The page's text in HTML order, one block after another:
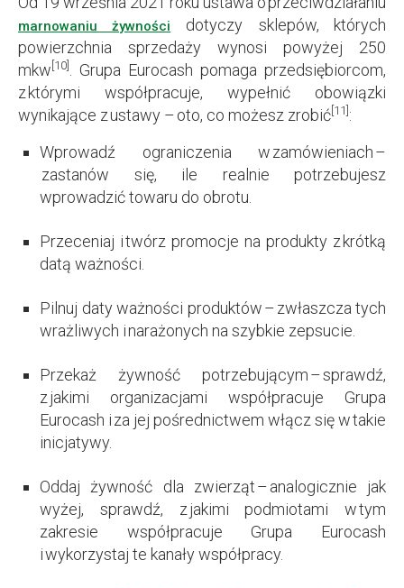
marnowaniu żywności
dotyczy sklepów, których
powierzchnia sprzedaży wynosi powyżej 250
mkw[10]
. Grupa Eurocash pomaga przedsiębiorcom,
z którymi współpracuje, wypełnić obowiązki
wynikające z ustawy – oto, co możesz zrobić[11]:
Wprowadź ograniczenia w zamówieniach –
zastanów się, ile realnie potrzebujesz
wprowadzić towaru do obrotu.
Przeceniaj i twórz promocje na produkty z krótką
datą ważności.
Pilnuj daty ważności produktów – zwłaszcza tych
wrażliwych i narażonych na szybkie zepsucie.
Przekaż żywność potrzebującym – sprawdź,
z jakimi organizacjami współpracuje Grupa
Eurocash i za jej pośrednictwem włącz się w takie
inicjatywy.
Oddaj żywność dla zwierząt – analogicznie jak
wyżej, sprawdź, z jakimi podmiotami w tym
zakresie współpracuje Grupa Eurocash
i wykorzystaj te kanały współpracy.